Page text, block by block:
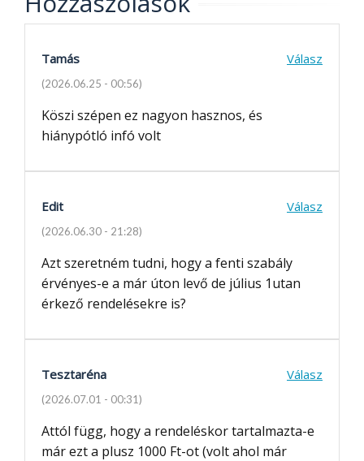
Tamás Válasz
(2026.06.25 - 00:56)
Köszi szépen ez nagyon hasznos, és
hiánypótló infó volt
Edit Válasz
(2026.06.30 - 21:28)
Azt szeretném tudni, hogy a fenti szabály
érvényes-e a már úton levő de július 1utan
érkező rendelésekre is?
Tesztaréna Válasz
(2026.07.01 - 00:31)
Attól függ, hogy a rendeléskor tartalmazta-e
már ezt a plusz 1000 Ft-ot (volt ahol már